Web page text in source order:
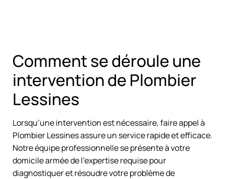
Comment se déroule une
intervention de Plombier
Lessines
Lorsqu’une intervention est nécessaire, faire appel à
Plombier Lessines assure un service rapide et efficace.
Notre équipe professionnelle se présente à votre
domicile armée de l’expertise requise pour
diagnostiquer et résoudre votre problème de